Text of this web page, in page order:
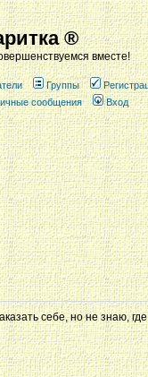
®
вместе!
Группы
сообщения Вход
себе, но не знаю,